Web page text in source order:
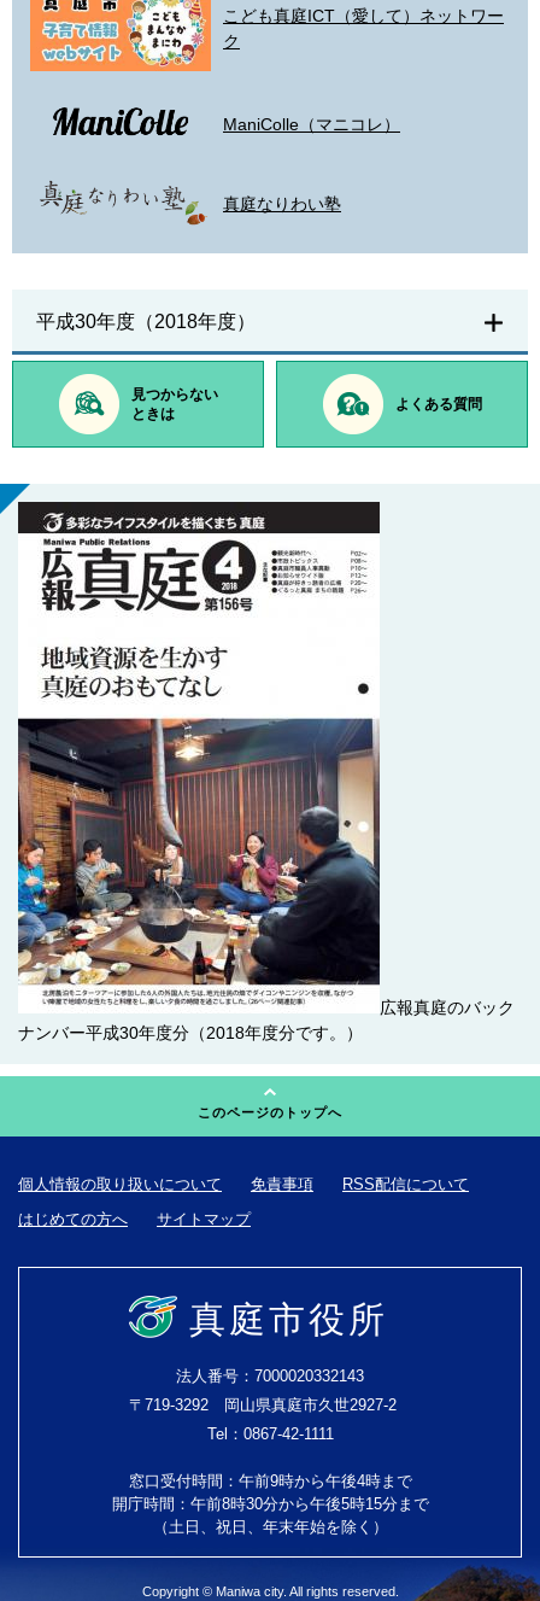
こども真庭ICT（愛して）ネットワー
ク
ManiColle（マニコレ）
真庭なりわい塾
平成30年度（2018年度）
見つからない
ときは
よくある質問
広報真庭のバック
ナンバー平成30年度分（2018年度分です。）
このページのトップへ
個人情報の取り扱いについて 免責事項
RSS配信について
はじめての方へ
サイトマップ
真庭市役所
法人番号：7000020332143
〒719-3292 岡山県真庭市久世2927-2
Tel：0867-42-1111
窓口受付時間：午前9時から午後4時まで
開庁時間：午前8時30分から午後5時15分まで
（土日、祝日、年末年始を除く）
Copyright © Maniwa city. All rights reserved.